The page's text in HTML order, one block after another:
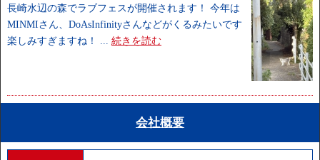
長崎水辺の森でラブフェスが開催されます！ 今年は
MINMIさん、DoAsInfinityさんなどがくるみたいです
楽しみすぎますね！ ... 続きを読む
会社概要